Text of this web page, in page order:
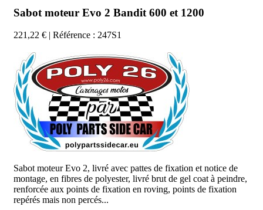
Sabot moteur Evo 2 Bandit 600 et 1200
221,22 € | Référence : 247S1
Sabot moteur Evo 2, livré avec pattes de fixation et notice de
montage, en fibres de polyester, livré brut de gel coat à peindre,
renforcée aux points de fixation en roving, points de fixation
repérés mais non percés...